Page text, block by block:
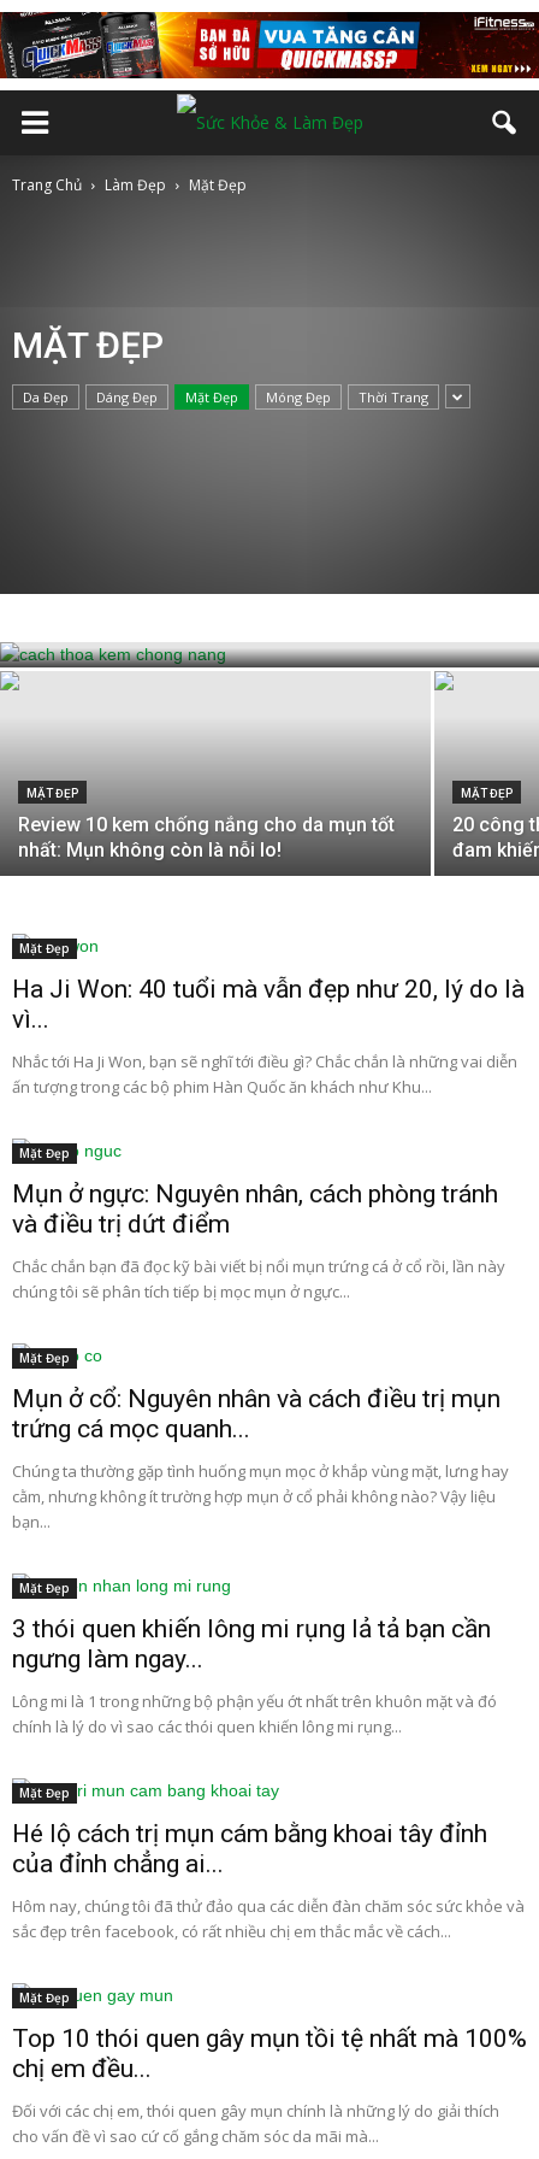
Trang Chủ Làm Đẹp Mặt Đẹp
MẶT ĐẸP
Da Đẹp Dáng Đẹp Mặt Đẹp Móng Đẹp Thời Trang
Cách thoa kem chống nắng bao nhiêu là
MẶT ĐẸP
Review 10 kem chống nắng cho da mụn tốt
nhất: Mụn không còn là nỗi lo!
MẶT ĐẸP
20 công
đam
Mặt Đẹp
Ha Ji Won: 40 tuổi mà vẫn đẹp như 20, lý do là
vì...
Nhắc tới Ha Ji Won, bạn sẽ nghĩ tới điều gì? Chắc chắn là những vai diễn
ấn tượng trong các bộ phim Hàn Quốc ăn khách như Khu...
Mặt Đẹp
Mụn ở ngực: Nguyên nhân, cách phòng tránh
và điều trị dứt điểm
Chắc chắn bạn đã đọc kỹ bài viết bị nổi mụn trứng cá ở cổ rồi, lần này
chúng tôi sẽ phân tích tiếp bị mọc mụn ở ngực...
Mặt Đẹp
Mụn ở cổ: Nguyên nhân và cách điều trị mụn
trứng cá mọc quanh...
Chúng ta thường gặp tình huống mụn mọc ở khắp vùng mặt, lưng hay
cằm, nhưng không ít trường hợp mụn ở cổ phải không nào? Vậy liệu
bạn...
Mặt Đẹp
3 thói quen khiến lông mi rụng lả tả bạn cần
ngưng làm ngay...
Lông mi là 1 trong những bộ phận yếu ớt nhất trên khuôn mặt và đó
chính là lý do vì sao các thói quen khiến lông mi rụng...
Mặt Đẹp
Hé lộ cách trị mụn cám bằng khoai tây đỉnh
của đỉnh chẳng ai...
Hôm nay, chúng tôi đã thử đảo qua các diễn đàn chăm sóc sức khỏe và
sắc đẹp trên facebook, có rất nhiều chị em thắc mắc về cách...
Mặt Đẹp
Top 10 thói quen gây mụn tồi tệ nhất mà 100%
chị em đều...
Đối với các chị em, thói quen gây mụn chính là những lý do giải thích
cho vấn đề vì sao cứ cố gắng chăm sóc da mãi mà...